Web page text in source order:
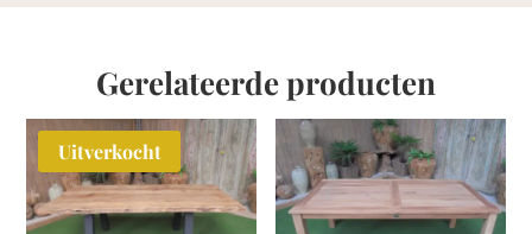
Gerelateerde producten
Uitverkocht